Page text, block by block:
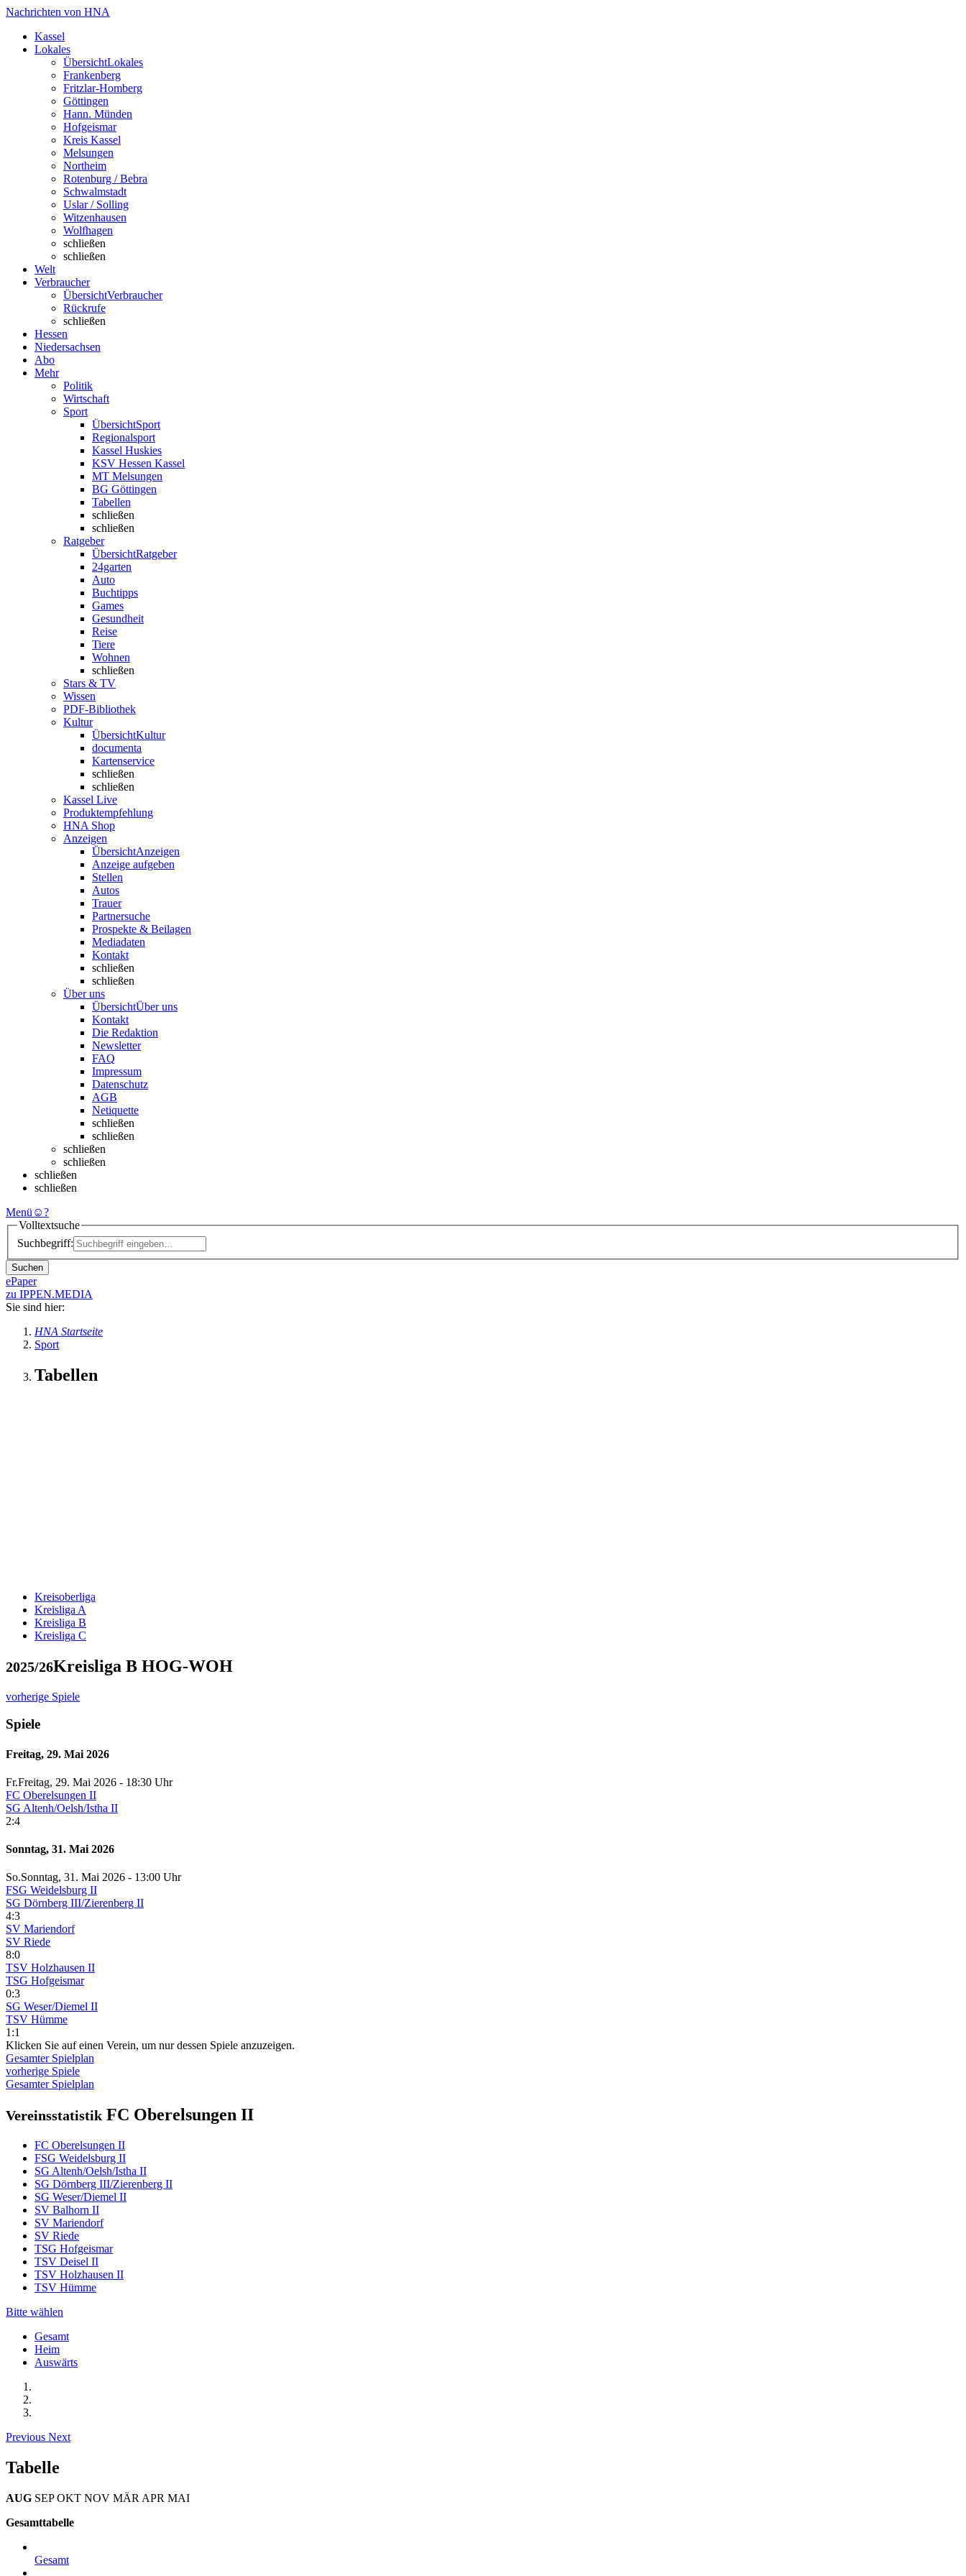
Nachrichten von HNA
Kassel
Lokales
ÜbersichtLokales
Frankenberg
Fritzlar-Homberg
Göttingen
Hann. Münden
Hofgeismar
Kreis Kassel
Melsungen
Northeim
Rotenburg / Bebra
Schwalmstadt
Uslar / Solling
Witzenhausen
Wolfhagen
schließen
schließen
Welt
Verbraucher
ÜbersichtVerbraucher
Rückrufe
schließen
Hessen
Niedersachsen
Abo
Mehr
Politik
Wirtschaft
Sport
ÜbersichtSport
Regionalsport
Kassel Huskies
KSV Hessen Kassel
MT Melsungen
BG Göttingen
Tabellen
schließen
schließen
Ratgeber
ÜbersichtRatgeber
24garten
Auto
Buchtipps
Games
Gesundheit
Reise
Tiere
Wohnen
schließen
Stars & TV
Wissen
PDF-Bibliothek
Kultur
ÜbersichtKultur
documenta
Kartenservice
schließen
schließen
Kassel Live
Produktempfehlung
HNA Shop
Anzeigen
ÜbersichtAnzeigen
Anzeige aufgeben
Stellen
Autos
Trauer
Partnersuche
Prospekte & Beilagen
Mediadaten
Kontakt
schließen
schließen
Über uns
ÜbersichtÜber uns
Kontakt
Die Redaktion
Newsletter
FAQ
Impressum
Datenschutz
AGB
Netiquette
schließen
schließen
schließen
schließen
schließen
schließen
Menü ☺?
Volltextsuche
Suchbegriff:
Suchen
ePaper
zu IPPEN.MEDIA
Sie sind hier:
HNA Startseite
Sport
Tabellen
Kreisoberliga
Kreisliga A
Kreisliga B
Kreisliga C
2025/26Kreisliga B HOG-WOH
vorherige Spiele
Spiele
Freitag, 29. Mai 2026
Fr.Freitag, 29. Mai 2026 - 18:30 Uhr
FC Oberelsungen II
SG Altenh/Oelsh/Istha II
2:4
Sonntag, 31. Mai 2026
So.Sonntag, 31. Mai 2026 - 13:00 Uhr
FSG Weidelsburg II
SG Dörnberg III/Zierenberg II
4:3
SV Mariendorf
SV Riede
8:0
TSV Holzhausen II
TSG Hofgeismar
0:3
SG Weser/Diemel II
TSV Hümme
1:1
Klicken Sie auf einen Verein, um nur dessen Spiele anzuzeigen.
Gesamter Spielplan
vorherige Spiele
Gesamter Spielplan
Vereinsstatistik FC Oberelsungen II
FC Oberelsungen II
FSG Weidelsburg II
SG Altenh/Oelsh/Istha II
SG Dörnberg III/Zierenberg II
SG Weser/Diemel II
SV Balhorn II
SV Mariendorf
SV Riede
TSG Hofgeismar
TSV Deisel II
TSV Holzhausen II
TSV Hümme
Bitte wählen
Gesamt
Heim
Auswärts
Previous Next
Tabelle
AUG SEP OKT NOV MÄR APR MAI
Gesamttabelle
Gesamt